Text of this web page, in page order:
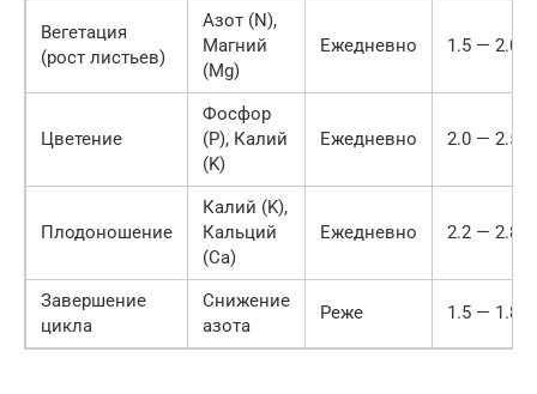
Вегетация
(рост листьев)
Азот (N),
Магний
(Mg)
Ежедневно 1.5 — 2.0
Цветение
Фосфор
(P), Калий
(K)
Ежедневно 2.0 — 2.5
Плодоношение
Калий (K),
Кальций
(Ca)
Ежедневно 2.2 — 2.8
Завершение
цикла
Снижение
азота
Реже 1.5 — 1.8